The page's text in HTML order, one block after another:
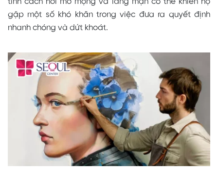
gặp một số khó khăn trong việc đưa ra quyết định
nhanh chóng và dứt khoát.